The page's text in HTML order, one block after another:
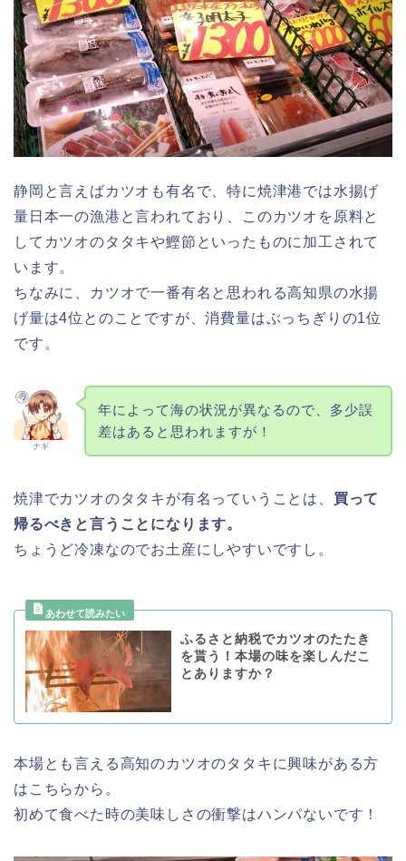
静岡と言えばカツオも有名で、特に焼津港では水揚げ
量日本一の漁港と言われており、このカツオを原料と
してカツオのタタキや鰹節といったものに加工されて
います。
ちなみに、カツオで一番有名と思われる高知県の水揚
げ量は4位とのことですが、消費量はぶっちぎりの1位
です。
ナギ
年によって海の状況が異なるので、多少誤
差はあると思われますが！
焼津でカツオのタタキが有名っていうことは、 買って
帰るべきと言うことになります。
ちょうど冷凍なのでお土産にしやすいですし。
ふるさと納税でカツオのたたき
を貰う！本場の味を楽しんだこ
とありますか？
本場とも言える高知のカツオのタタキに興味がある方
はこちらから。
初めて食べた時の美味しさの衝撃はハンパないです！